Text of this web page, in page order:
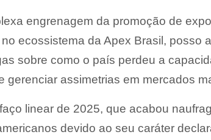
engrenagem da promoção de
ecossistema da Apex Brasil, posso
sobre como o país perdeu a
gerenciar assimetrias em mercados
linear de 2025, que acabou
devido ao seu caráter